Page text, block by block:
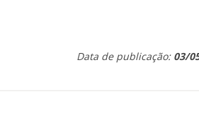
Data de publicação: 03/